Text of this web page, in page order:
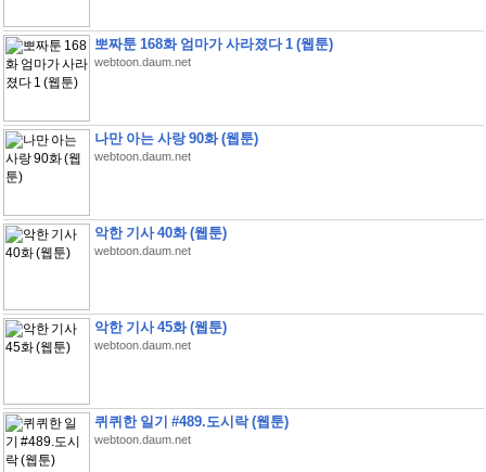
뽀짜툰 168화 엄마가 사라졌다 1 (웹툰)
webtoon.daum.net
나만 아는 사랑 90화 (웹툰)
webtoon.daum.net
악한 기사 40화 (웹툰)
webtoon.daum.net
악한 기사 45화 (웹툰)
webtoon.daum.net
퀴퀴한 일기 #489.도시락 (웹툰)
webtoon.daum.net